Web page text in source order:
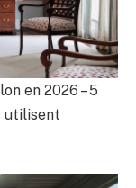
en 2026 – 5
utilisent